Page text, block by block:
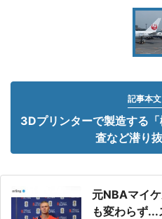
記事本
3Dプリンターで製造する
査など潜り
元NBAマイ
も変わらず